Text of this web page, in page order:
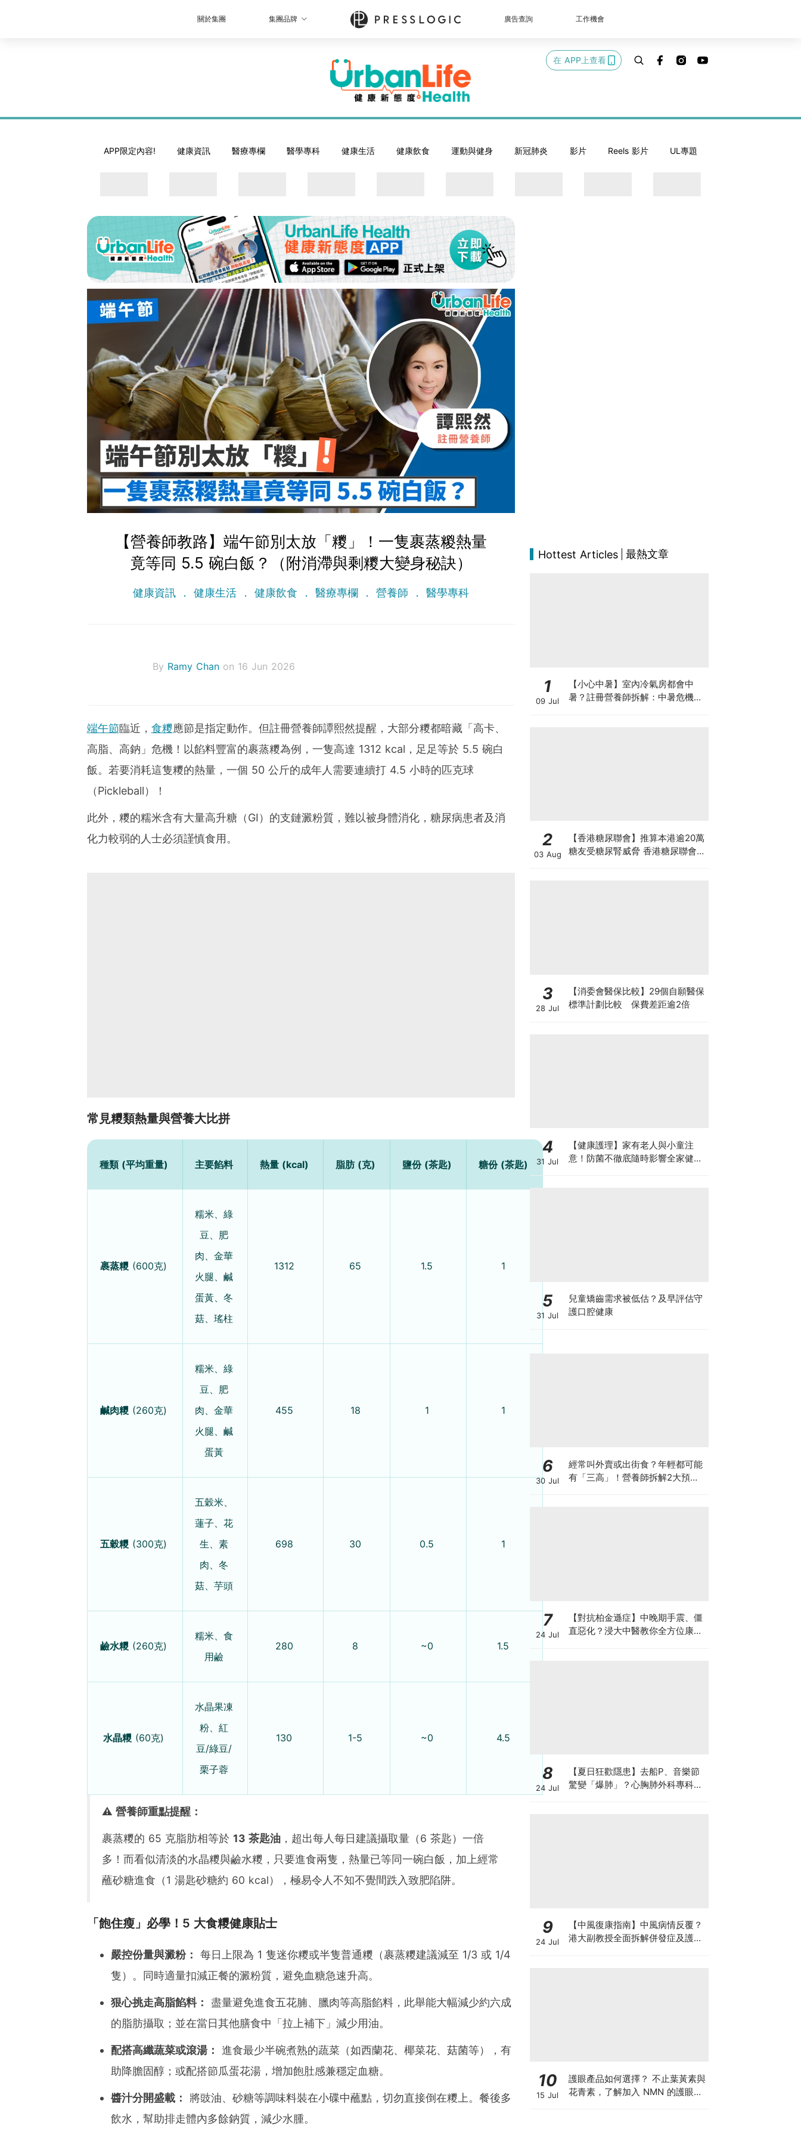
關於集團 集團品牌 廣告查詢 工作機會
在 APP上查看
APP限定內容! 健康資訊 醫療專欄 醫學專科 健康生活 健康飲食 運動與健身 新冠肺炎 影片 Reels 影片 UL專題
【營養師教路】端午節別太放「糭」！一隻裹蒸糉熱量
竟等同 5.5 碗白飯？（附消滯與剩糭大變身秘訣）
健康資訊 健康生活 健康飲食 醫療專欄 營養師 醫學專科
By Ramy Chan on 16 Jun 2026
端午節臨近， 食糭應節是指定動作。但註冊營養師譚熙然提醒，大部分糭都暗藏「高卡、
高脂、高鈉」危機！以餡料豐富的裹蒸糭為例，一隻高達 1312 kcal，足足等於 5.5 碗白
飯。若要消耗這隻糭的熱量，一個 50 公斤的成年人需要連續打 4.5 小時的匹克球
（Pickleball）！
此外，糭的糯米含有大量高升糖（GI）的支鏈澱粉質，難以被身體消化，糖尿病患者及消
化力較弱的人士必須謹慎食用。
常見糭類熱量與營養大比拼
種類 (平均重量) 主要餡料 熱量 (kcal) 脂肪 (克) 鹽份 (茶匙) 糖份 (茶匙)
裹蒸糭 (600克)
糯米、綠
豆、肥
肉、金華
火腿、鹹
蛋黃、冬
菇、瑤柱
1312 65 1.5 1
鹹肉糭 (260克)
糯米、綠
豆、肥
肉、金華
火腿、鹹
蛋黃
455 18 1 1
五穀糭 (300克)
五穀米、
蓮子、花
生、素
肉、冬
菇、芋頭
698 30 0.5 1
鹼水糭 (260克)
糯米、食
用鹼
280 8 ~0 1.5
水晶糭 (60克)
水晶果凍
粉、紅
豆/綠豆/
栗子蓉
130 1-5 ~0 4.5
⚠️ 營養師重點提醒：
裹蒸糭的 65 克脂肪相等於 13 茶匙油，超出每人每日建議攝取量（6 茶匙）一倍
多！而看似清淡的水晶糭與鹼水糭，只要進食兩隻，熱量已等同一碗白飯，加上經常
蘸砂糖進食（1 湯匙砂糖約 60 kcal），極易令人不知不覺間跌入致肥陷阱。
「飽住瘦」必學！5 大食糭健康貼士
嚴控份量與澱粉：
每日上限為 1 隻迷你糭或半隻普通糭（裹蒸糭建議減至 1/3 或 1/4
隻）。同時適量扣減正餐的澱粉質，避免血糖急速升高。
狠心挑走高脂餡料：
盡量避免進食五花腩、臘肉等高脂餡料，此舉能大幅減少約六成
的脂肪攝取；並在當日其他膳食中「拉上補下」減少用油。
配搭高纖蔬菜或滾湯：
進食最少半碗煮熟的蔬菜（如西蘭花、椰菜花、菇菌等），有
助降膽固醇；或配搭節瓜蛋花湯，增加飽肚感兼穩定血糖。
醬汁分開盛載：
將豉油、砂糖等調味料裝在小碟中蘸點，切勿直接倒在糭上。餐後多
飲水，幫助排走體內多餘鈉質，減少水腫。
Hottest Articles 最熱文章
1
09 Jul
【小心中暑】室內冷氣房都會中
暑？註冊營養師拆解：中暑危機及
2
03 Aug
【香港糖尿聯會】推算本港逾20萬
糖友受糖尿腎威脅 香港糖尿聯會
3
28 Jul
【消委會醫保比較】29個自願醫保
標準計劃比較 保費差距逾2倍
4
31 Jul
【健康護理】家有老人與小童注
意！防菌不徹底隨時影響全家健康
5
31 Jul
兒童矯齒需求被低估？及早評估守
護口腔健康
6
30 Jul
經常叫外賣或出街食？年輕都可能
有「三高」！營養師拆解2大預防
7
24 Jul
【對抗柏金遜症】中晚期手震、僵
直惡化？浸大中醫教你全方位康復
8
24 Jul
【夏日狂歡隱患】去船P、音樂節
驚變「爆肺」？心胸肺外科專科醫
9
24 Jul
【中風復康指南】中風病情反覆？
港大副教授全面拆解併發症及護理
10
15 Jul
護眼產品如何選擇？ 不止葉黃素與
花青素，了解加入 NMN 的護眼方